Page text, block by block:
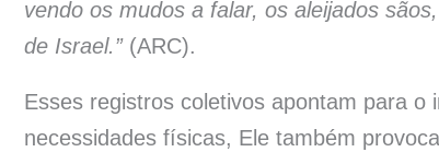
vendo os mudos a falar, os aleijados
de Israel.”(ARC).
Esses registros coletivos apontam para
necessidades físicas, Ele também